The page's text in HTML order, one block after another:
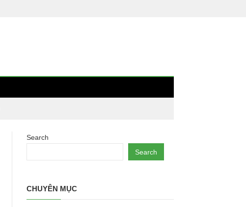
Search
Search
CHUYÊN MỤC